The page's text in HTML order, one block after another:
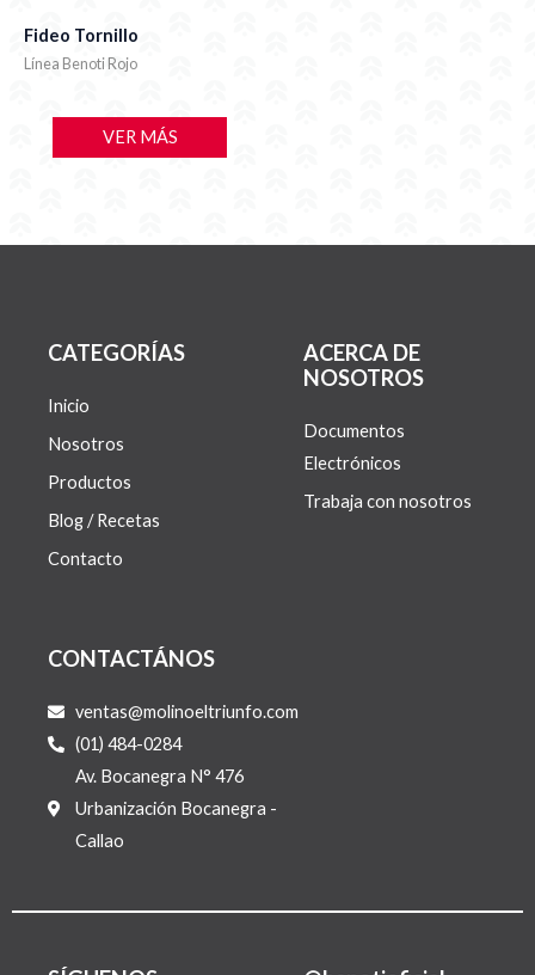
Fideo Tornillo
Línea Benoti Rojo
VER MÁS
CATEGORÍAS
Inicio
Nosotros
Productos
Blog / Recetas
Contacto
ACERCA DE
NOSOTROS
Documentos
Electrónicos
Trabaja con nosotros
CONTACTÁNOS
ventas@molinoeltriunfo.com
(01) 484-0284
Av. Bocanegra N° 476
Urbanización Bocanegra -
Callao